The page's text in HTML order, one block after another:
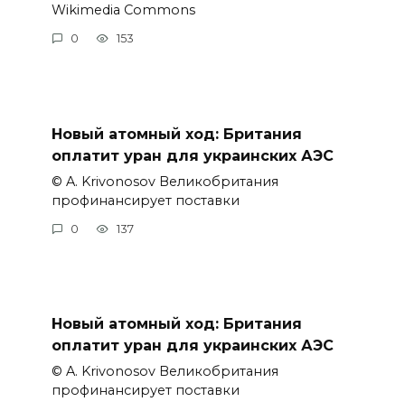
Wikimedia Commons
0 153
Новый атомный ход: Британия
оплатит уран для украинских АЭС
© A. Krivonosov Великобритания
профинансирует поставки
0 137
Новый атомный ход: Британия
оплатит уран для украинских АЭС
© A. Krivonosov Великобритания
профинансирует поставки